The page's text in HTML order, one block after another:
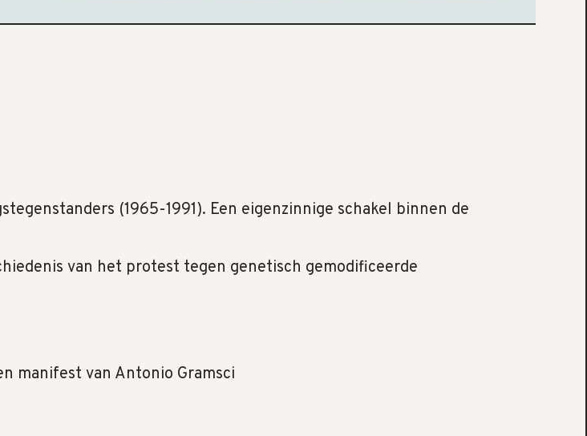
(1965-1991). Een eigenzinnige schakel binnen de
van het protest tegen genetisch gemodificeerde
manifest van Antonio Gramsci